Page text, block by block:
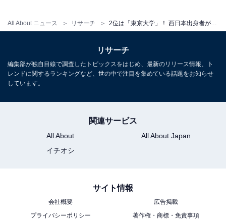
All About ニュース リサーチ
リサーチ
編集部が独自目線で調査したトピックスをはじめ、最新のリリース情報、ト
レンドに関するランキングなど、世の中で注目を集めている話題をお知らせ
しています。
関連サービス
All About
All About Japan
イチオシ
サイト情報
会社概要
広告掲載
プライバシーポリシー
著作権・商標・免責事項